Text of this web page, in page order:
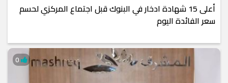
أعلى 15 شهادة ادخار في البنوك قبل اجتماع المركزي لحسم
سعر الفائدة اليوم